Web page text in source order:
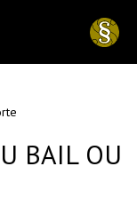
BAIL OU